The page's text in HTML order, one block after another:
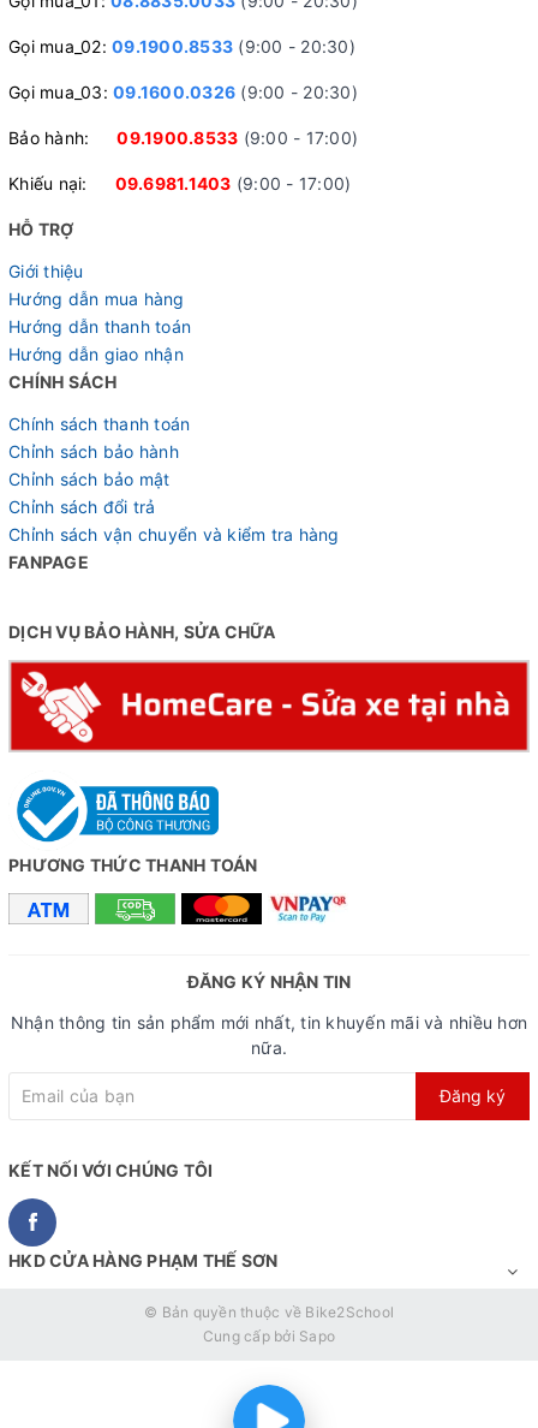
Gọi mua_02: 09.1900.8533 (9:00 - 20:30)
Gọi mua_03: 09.1600.0326 (9:00 - 20:30)
Bảo hành:09.1900.8533 (9:00 - 17:00)
Khiếu nại: 09.6981.1403 (9:00 - 17:00)
HỖ TRỢ
Giới thiệu
Hướng dẫn mua hàng
Hướng dẫn thanh toán
Hướng dẫn giao nhận
CHÍNH SÁCH
Chính sách thanh toán
Chỉnh sách bảo hành
Chỉnh sách bảo mật
Chỉnh sách đổi trả
Chỉnh sách vận chuyển và kiểm tra hàng
FANPAGE
DỊCH VỤ BẢO HÀNH, SỬA CHỮA
PHƯƠNG THỨC THANH TOÁN
ĐĂNG KÝ NHẬN TIN
Nhận thông tin sản phẩm mới nhất, tin khuyến mãi và nhiều hơn
nữa.
Đăng ký
KẾT NỐI VỚI CHÚNG TÔI
HKD CỬA HÀNG PHẠM THẾ SƠN
© Bản quyền thuộc về Bike2School
Cung cấp bởi Sapo